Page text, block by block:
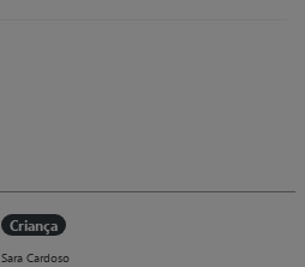
Criança
Sara Cardoso